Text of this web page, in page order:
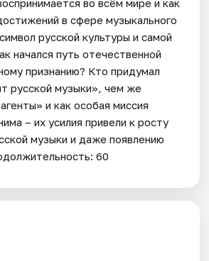
во всём мире и как
в сфере музыкального
русской культуры и самой
начался путь отечественной
признанию? Кто придумал
русской музыки», чем же
и как особая миссия
– их усилия привели к росту
музыки и даже появлению
60